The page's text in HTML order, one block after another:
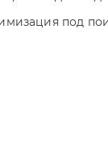
под